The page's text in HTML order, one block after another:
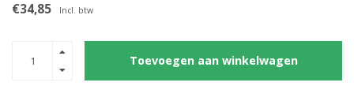
€34,85 Incl. btw
Toevoegen aan winkelwagen